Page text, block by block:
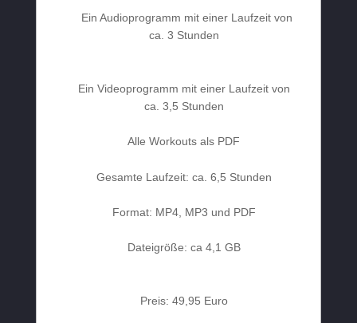
Ein Audioprogramm mit einer Laufzeit von
ca. 3 Stunden
Ein Videoprogramm mit einer Laufzeit von
ca. 3,5 Stunden
Alle Workouts als PDF
Gesamte Laufzeit: ca. 6,5 Stunden
Format: MP4, MP3 und PDF
Dateigröße: ca 4,1 GB
Preis: 49,95 Euro